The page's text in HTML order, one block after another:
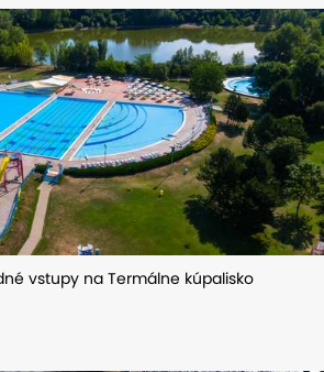
vstupy na Termálne kúpalisko